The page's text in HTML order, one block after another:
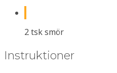
2 tsk smör
Instruktioner